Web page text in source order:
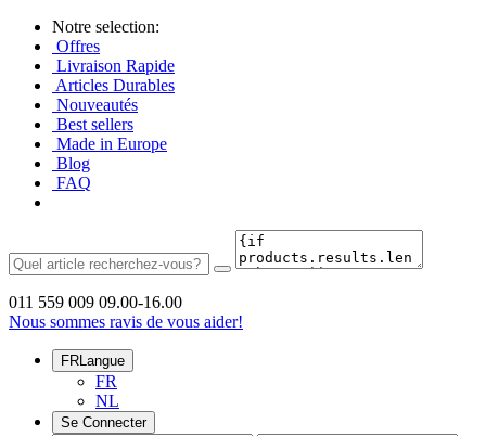
Notre selection:
Offres
Livraison Rapide
Articles Durables
Nouveautés
Best sellers
Made in Europe
Blog
FAQ
011 559 009 09.00-16.00
Nous sommes ravis de vous aider!
FRLangue
FR
NL
Se Connecter